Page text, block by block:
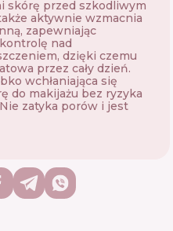
skórę przed szkodliwym
aktywnie wzmacnia
zapewniając
nad
dzięki czemu
przez cały dzień.
wchłaniająca się
do makijażu bez ryzyka
zatyka porów i jest